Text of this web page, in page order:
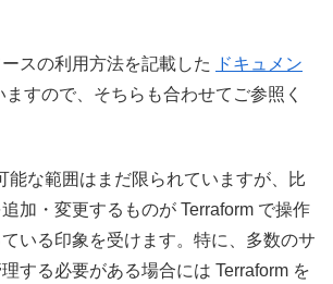
スの利用方法を記載した
ドキュメン
ますので、そちらも合わせてご参照く
能な範囲はまだ限られていますが、比
加・変更するものが Terraform で操作
いる印象を受けます。特に、多数のサ
する必要がある場合には Terraform を